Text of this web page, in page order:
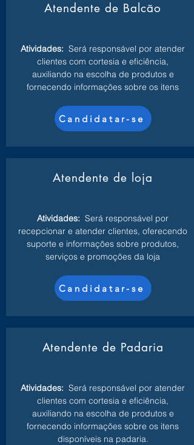
Atendente de Balcão
Atividades: Será responsável por atender
clientes com cortesia e eficiência,
auxiliando na escolha de produtos e
fornecendo informações sobre os itens
Candidatar-se
Atendente de loja
Atividades: Será responsável por
recepcionar e atender clientes, oferecendo
suporte e informações sobre produtos,
serviços e promoções da loja
Candidatar-se
Atendente de Padaria
Atividades: Será responsável por atender
clientes com cortesia e eficiência,
auxiliando na escolha de produtos e
fornecendo informações sobre os itens
disponíveis na padaria.